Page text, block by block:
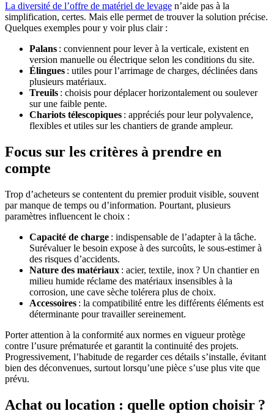
La diversité de l’offre de matériel de levage n’aide pas à la
simplification, certes. Mais elle permet de trouver la solution précise.
Quelques exemples pour y voir plus clair :
Palans : conviennent pour lever à la verticale, existent en
version manuelle ou électrique selon les conditions du site.
Élingues : utiles pour l’arrimage de charges, déclinées dans
plusieurs matériaux.
Treuils : choisis pour déplacer horizontalement ou soulever
sur une faible pente.
Chariots télescopiques : appréciés pour leur polyvalence,
flexibles et utiles sur les chantiers de grande ampleur.
Focus sur les critères à prendre en
compte
Trop d’acheteurs se contentent du premier produit visible, souvent
par manque de temps ou d’information. Pourtant, plusieurs
paramètres influencent le choix :
Capacité de charge : indispensable de l’adapter à la tâche.
Surévaluer le besoin expose à des surcoûts, le sous-estimer à
des risques d’accidents.
Nature des matériaux : acier, textile, inox ? Un chantier en
milieu humide réclame des matériaux insensibles à la
corrosion, une cave sèche tolérera plus de choix.
Accessoires : la compatibilité entre les différents éléments est
déterminante pour travailler sereinement.
Porter attention à la conformité aux normes en vigueur protège
contre l’usure prématurée et garantit la continuité des projets.
Progressivement, l’habitude de regarder ces détails s’installe, évitant
bien des déconvenues, surtout lorsqu’une pièce s’use plus vite que
prévu.
Achat ou location : quelle option choisir ?